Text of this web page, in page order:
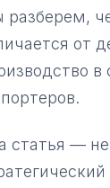
от
статья —